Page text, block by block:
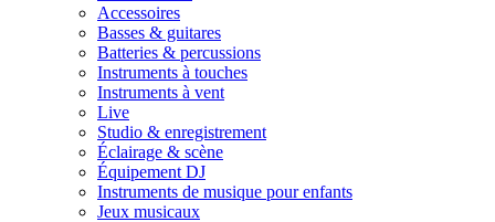
Accessoires
Basses & guitares
Batteries & percussions
Instruments à touches
Instruments à vent
Live
Studio & enregistrement
Éclairage & scène
Équipement DJ
Instruments de musique pour enfants
Jeux musicaux